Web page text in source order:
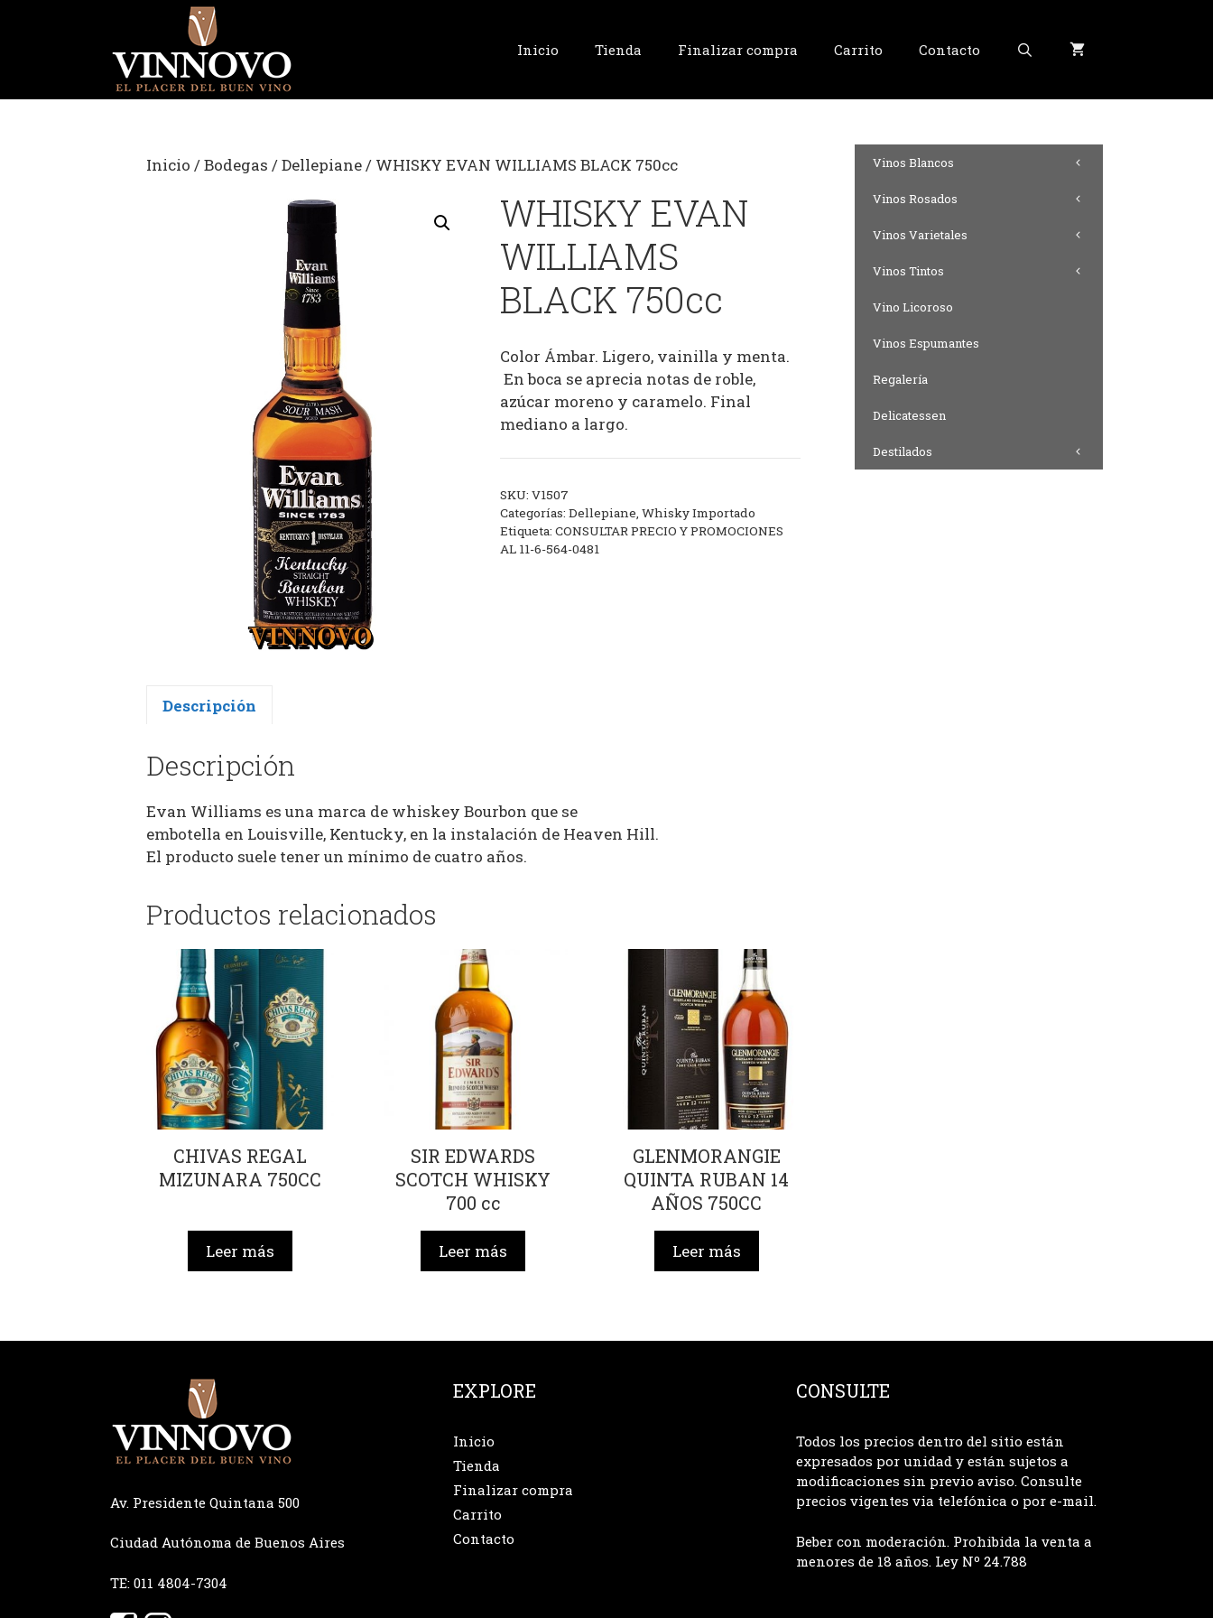
Inicio Tienda Finalizar compra Carrito Contacto
Inicio /Bodegas /Dellepiane/ WHISKY EVAN WILLIAMS BLACK 750cc
WHISKY EVAN
WILLIAMS
BLACK 750cc
Color Ámbar. Ligero, vainilla y menta.
En boca se aprecia notas de roble,
azúcar moreno y caramelo. Final
mediano a largo.
SKU: V1507
Categorías: Dellepiane, Whisky Importado
Etiqueta: CONSULTAR PRECIO Y PROMOCIONES
AL 11-6-564-0481
Descripción
Descripción
Evan Williams es una marca de whiskey Bourbon que se
embotella en Louisville, Kentucky, en la instalación de Heaven Hill.
El producto suele tener un mínimo de cuatro años.
Productos relacionados
CHIVAS REGAL
MIZUNARA 750CC
Leer más
SIR EDWARDS
SCOTCH WHISKY
700 cc
Leer más
GLENMORANGIE
QUINTA RUBAN 14
AÑOS 750CC
Leer más
Vinos Blancos
Vinos Rosados
Vinos Varietales
Vinos Tintos
Vino Licoroso
Vinos Espumantes
Regalería
Delicatessen
Destilados
Av. Presidente Quintana 500
Ciudad Autónoma de Buenos Aires
TE: 011 4804-7304
EXPLORE
Inicio
Tienda
Finalizar compra
Carrito
Contacto
CONSULTE
Todos los precios dentro del sitio están
expresados por unidad y están sujetos a
modificaciones sin previo aviso. Consulte
precios vigentes via telefónica o por e-mail.
Beber con moderación. Prohibida la venta a
menores de 18 años. Ley Nº 24.788